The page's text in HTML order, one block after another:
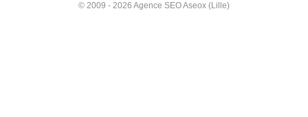
© 2009 - 2026 Agence SEO Aseox (Lille)